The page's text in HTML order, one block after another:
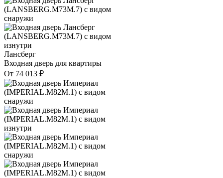
Лансберг
Входная дверь для квартиры
От 74 013 ₽